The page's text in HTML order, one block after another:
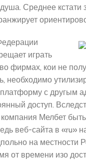
душа. Среднее кстати
играть
фирмах, кои не
с другым
доступ.
Мелбет
веб-сайта в «ru»
на местности
от времени изо